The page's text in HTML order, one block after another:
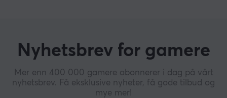
Nyhetsbrev for gamere
Mer enn 400 000 gamere abonnerer i dag på vårt
nyhetsbrev. Få eksklusive nyheter, få gode tilbud og
mye mer!